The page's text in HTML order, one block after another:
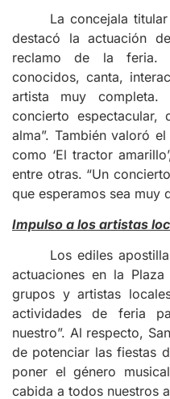
La concejala
destacó la actuación
reclamo de la feria.
conocidos, canta,
artista muy
concierto
alma”. También valoró
como ‘El tractor
entre otras. “Un
que esperamos sea muy
Impulso a los artistas
Los ediles
actuaciones en la
grupos y artistas
actividades de feria
nuestro”. Al respecto,
de potenciar las fiestas
poner el género
cabida a todos nuestros